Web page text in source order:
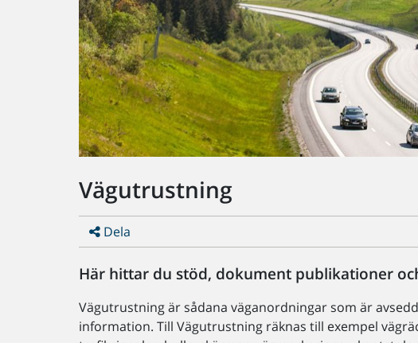
Vägutrustning
Dela
Här hittar du stöd, dokument publikationer
Vägutrustning är sådana väganordningar som är
information. Till Vägutrustning räknas till exempel